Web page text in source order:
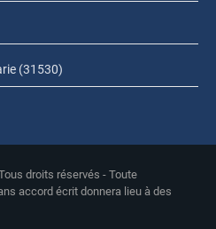
(31530)
droits réservés - Toute
accord écrit donnera lieu à des